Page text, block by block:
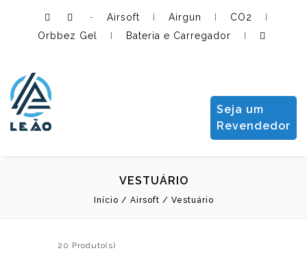
- Airsoft Airgun CO2
Orbbez Gel Bateria e Carregador
Seja um
Revendedor
VESTUÁRIO
Início / Airsoft / Vestuário
20 Produto(s)